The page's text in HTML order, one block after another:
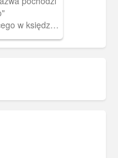
w księdze